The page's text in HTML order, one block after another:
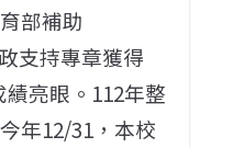
部補助
支持專章獲得
亮眼。112年整
年12/31，本校